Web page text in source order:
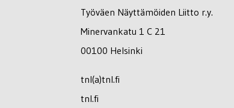
Työväen Näyttämöiden Liitto r.y.
Minervankatu 1 C 21
00100 Helsinki
tnl(a)tnl.fi
tnl.fi